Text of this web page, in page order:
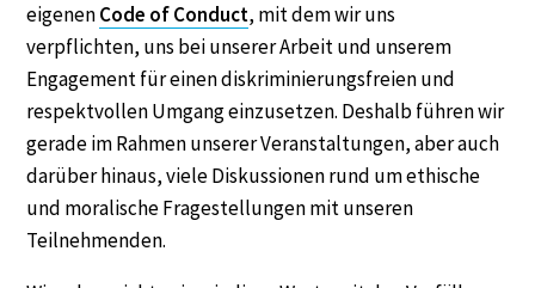
eigenenCode of Conduct, mit dem wir uns
verpflichten, uns bei unserer Arbeit und unserem
Engagement für einen diskriminierungsfreien und
respektvollen Umgang einzusetzen. Deshalb führen wir
gerade im Rahmen unserer Veranstaltungen, aber auch
darüber hinaus, viele Diskussionen rund um ethische
und moralische Fragestellungen mit unseren
Teilnehmenden.